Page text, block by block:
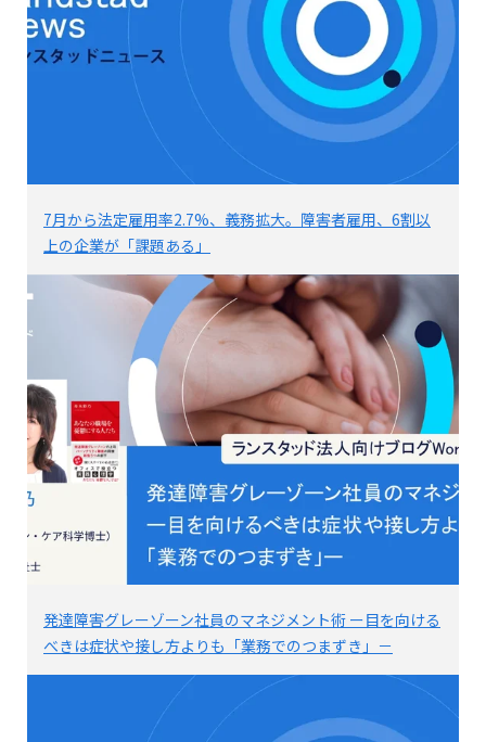
7月から法定雇用率2.7%、義務拡大。障害者雇用、6割以
上の企業が「課題ある」
発達障害グレーゾーン社員のマネジメント術 ー目を向ける
べきは症状や接し方よりも「業務でのつまずき」－